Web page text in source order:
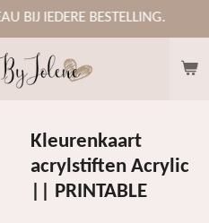
BIJ IEDERE BESTELLING.
Kleurenkaart
acrylstiften Acrylic
|| PRINTABLE